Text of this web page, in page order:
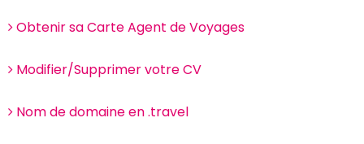
Obtenir sa Carte Agent de Voyages
Modifier/Supprimer votre CV
Nom de domaine en .travel